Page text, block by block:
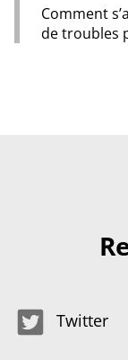
Comment
de troubles
Twitter